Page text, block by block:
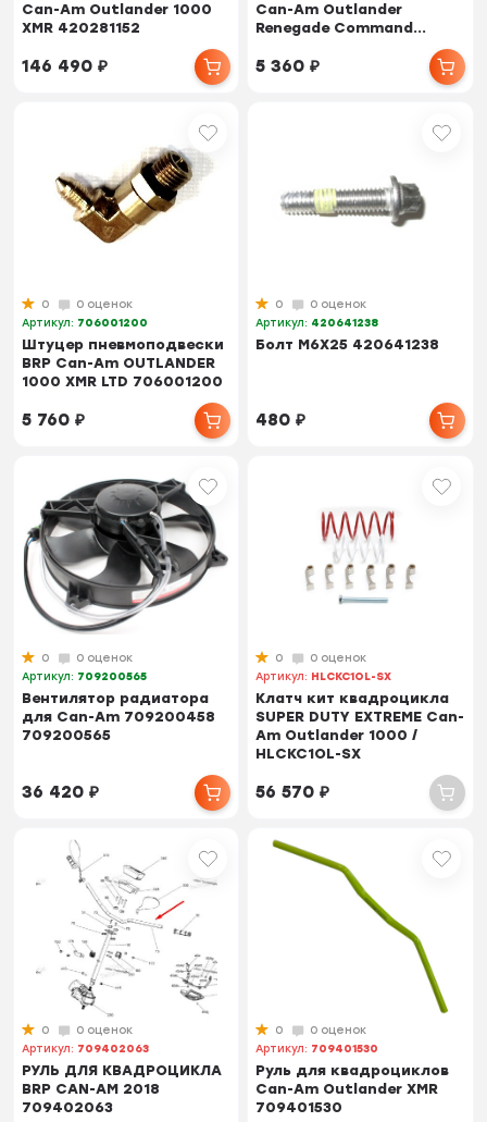
Can-Am Outlander 1000
XMR 420281152
146 490₽
Can-Am Outlander
Renegade Command...
5 360₽
0
0 оценок
Артикул: 706001200
Штуцер пневмоподвески
BRP Can-Am OUTLANDER
1000 XMR LTD 706001200
5 760₽
0
0 оценок
Артикул: 420641238
Болт М6Х25 420641238
480₽
0
0 оценок
Артикул: 709200565
Вентилятор радиатора
для Can-Am 709200458
709200565
36 420₽
0
0 оценок
Артикул: HLCKC1OL-SX
Клатч кит квадроцикла
SUPER DUTY EXTREME Can-
Am Outlander 1000 /
HLCKC1OL-SX
56 570₽
0
0 оценок
Артикул: 709402063
РУЛЬ ДЛЯ КВАДРОЦИКЛА
BRP CAN-AM 2018
709402063
0
0 оценок
Артикул: 709401530
Руль для квадроциклов
Can-Am Outlander XMR
709401530